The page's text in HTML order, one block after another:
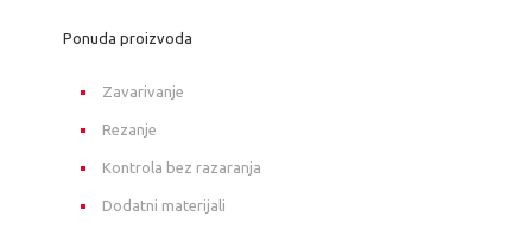
Ponuda proizvoda
Zavarivanje
Rezanje
Kontrola bez razaranja
Dodatni materijali